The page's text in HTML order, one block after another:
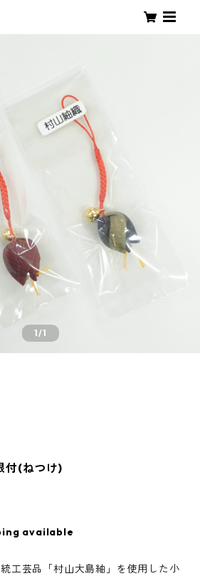
1/1
(ねつけ)
available
工芸品「村山大島紬」を使用した小